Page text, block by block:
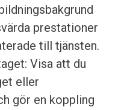
prestationer
till tjänsten.
Visa att du
eller
gör en koppling